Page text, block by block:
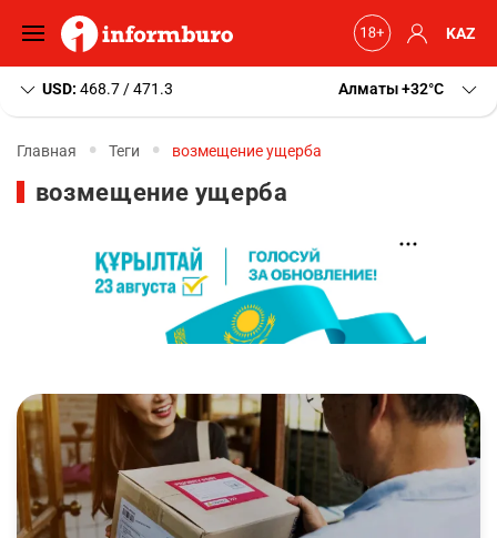
KAZ
USD: 468.7 / 471.3 Алматы+32 C
Главная Теги возмещение ущерба
возмещение ущерба